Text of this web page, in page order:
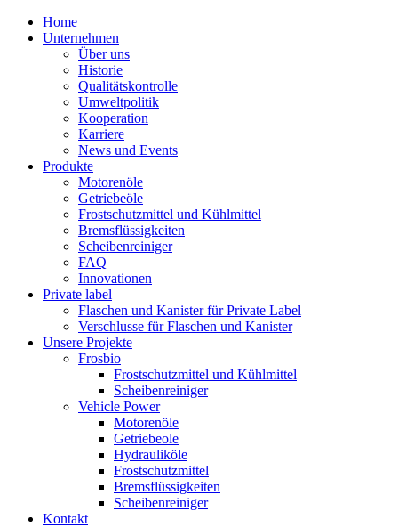
Home
Unternehmen
Über uns
Historie
Qualitätskontrolle
Umweltpolitik
Kooperation
Karriere
News und Events
Produkte
Motorenöle
Getriebeöle
Frostschutzmittel und Kühlmittel
Bremsflüssigkeiten
Scheibenreiniger
FAQ
Innovationen
Private label
Flaschen und Kanister für Private Label
Verschlusse für Flaschen und Kanister
Unsere Projekte
Frosbio
Frostschutzmittel und Kühlmittel
Scheibenreiniger
Vehicle Power
Motorenöle
Getriebeole
Hydrauliköle
Frostschutzmittel
Bremsflüssigkeiten
Scheibenreiniger
Kontakt